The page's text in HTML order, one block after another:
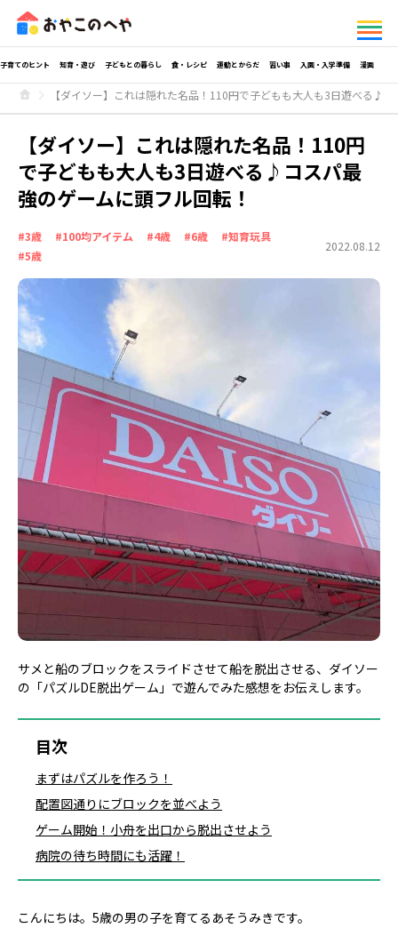
子育てのヒント 知育・遊び 子どもとの暮らし 食・レシピ 運動とからだ 習い事 入園・入学準備 漫画
【ダイソー】これは隠れた名品！110円で子どもも大人も3日遊べる♪
【ダイソー】これは隠れた名品！110円
で子どもも大人も3日遊べる♪コスパ最
強のゲームに頭フル回転！
#3歳 #100均アイテム #4歳 #6歳
#知育玩具
#5歳
2022.08.12
サメと船のブロックをスライドさせて船を脱出させる、ダイソー
の「パズルDE脱出ゲーム」で遊んでみた感想をお伝えします。
目次
まずはパズルを作ろう！
配置図通りにブロックを並べよう
ゲーム開始！小舟を出口から脱出させよう
病院の待ち時間にも活躍！
こんにちは。5歳の男の子を育てるあそうみきです。